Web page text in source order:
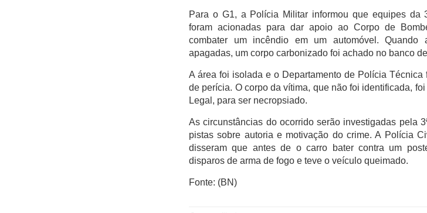
Para o G1, a Polícia Militar informou que equipes da
foram acionadas para dar apoio ao Corpo de
combater um incêndio em um automóvel. Quando
apagadas, um corpo carbonizado foi achado no banco
A área foi isolada e o Departamento de Polícia
de perícia. O corpo da vítima, que não foi identificada,
Legal, para ser necropsiado.
As circunstâncias do ocorrido serão investigadas pela
pistas sobre autoria e motivação do crime. A Polícia
disseram que antes de o carro bater contra um
disparos de arma de fogo e teve o veículo queimado.
Fonte: (BN)